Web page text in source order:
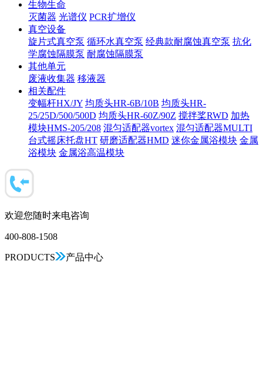
生物生命
灭菌器 光谱仪 PCR扩增仪
真空设备
旋片式真空泵 循环水真空泵 经典款耐腐蚀真空泵 抗化
学腐蚀隔膜泵 耐腐蚀隔膜泵
其他单元
废液收集器 移液器
相关配件
变幅杆HX/JY 均质头HR-6B/10B 均质头HR-
25/25D/500/500D 均质头HR-60Z/90Z 搅拌桨RWD 加热
模块HMS-205/208 混匀适配器vortex 混匀适配器MULTI
台式摇床托盘HT 研磨适配器HMD 迷你金属浴模块 金属
浴模块 金属浴高温模块
欢迎您随时来电咨询
400-808-1508
PRODUCTS 产品中心